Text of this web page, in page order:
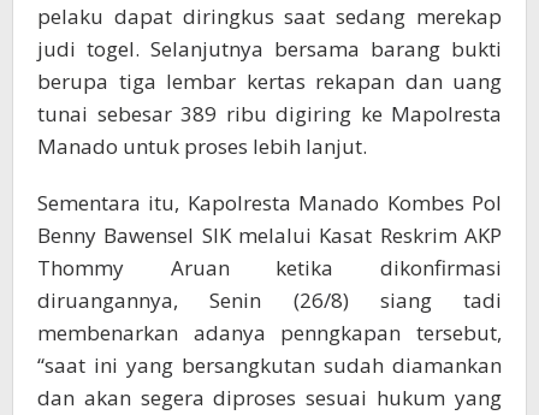
pelaku dapat diringkus saat sedang merekap
judi togel. Selanjutnya bersama barang bukti
berupa tiga lembar kertas rekapan dan uang
tunai sebesar 389 ribu digiring ke Mapolresta
Manado untuk proses lebih lanjut.
Sementara itu, Kapolresta Manado Kombes Pol
Benny Bawensel SIK melalui Kasat Reskrim AKP
Thommy Aruan ketika dikonfirmasi
diruangannya, Senin (26/8) siang tadi
membenarkan adanya penngkapan tersebut,
“saat ini yang bersangkutan sudah diamankan
dan akan segera diproses sesuai hukum yang